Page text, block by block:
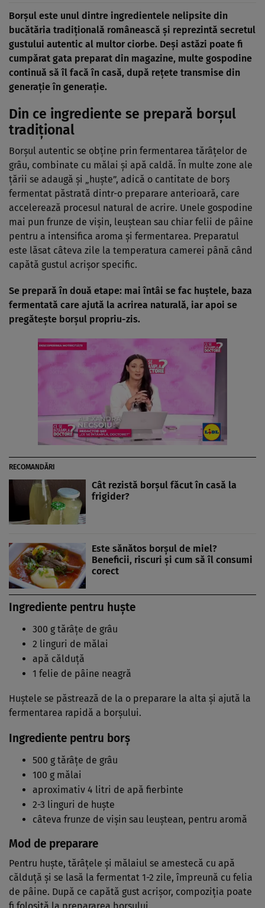
Borșul este unul dintre ingredientele nelipsite din
bucătăria tradițională românească și reprezintă secretul
gustului autentic al multor ciorbe. Deși astăzi poate fi
cumpărat gata preparat din magazine, multe gospodine
continuă să îl facă în casă, după rețete transmise din
generație în generație.
Din ce ingrediente se prepară borșul
tradițional
Borșul autentic se obține prin fermentarea tărâțelor de
grâu, combinate cu mălai și apă caldă. În multe zone ale
țării se adaugă și „huște”, adică o cantitate de borș
fermentat păstrată dintr-o preparare anterioară, care
accelerează procesul natural de acrire. Unele gospodine
mai pun frunze de vișin, leuștean sau chiar felii de pâine
pentru a intensifica aroma și fermentarea. Preparatul
este lăsat câteva zile la temperatura camerei până când
capătă gustul acrișor specific.
Se prepară în două etape: mai întâi se fac huștele, baza
fermentată care ajută la acrirea naturală, iar apoi se
pregătește borșul propriu-zis.
RECOMANDĂRI
Cât rezistă borșul făcut în casă la
frigider?
Este sănătos borșul de miel?
Beneficii, riscuri și cum să îl consumi
corect
Ingrediente pentru huște
300 g tărâțe de grâu
2 linguri de mălai
apă călduță
1 felie de pâine neagră
Huștele se păstrează de la o preparare la alta și ajută la
fermentarea rapidă a borșului.
Ingrediente pentru borș
500 g tărâțe de grâu
100 g mălai
aproximativ 4 litri de apă fierbinte
2-3 linguri de huște
câteva frunze de vișin sau leuștean, pentru aromă
Mod de preparare
Pentru huște, tărâțele și mălaiul se amestecă cu apă
călduță și se lasă la fermentat 1-2 zile, împreună cu felia
de pâine. După ce capătă gust acrișor, compoziția poate
fi folosită la prepararea borșului.